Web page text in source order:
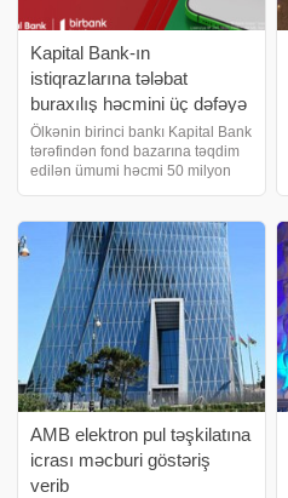
Kapital Bank-ın
istiqrazlarına tələbat
buraxılış həcmini üç dəfəyə
yaxın üstələdi
Ölkənin birinci bankı Kapital Bank
tərəfindən fond bazarına təqdim
edilən ümumi həcmi 50 milyon
2026-cı il tarixində Bakı Fond
Birjasında başa çatıb. Kapital
Bank istiqrazların
AMB elektron pul təşkilatına
icrası məcburi göstəriş
verib